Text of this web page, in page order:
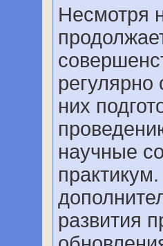
Несмотря
них
научные
развития